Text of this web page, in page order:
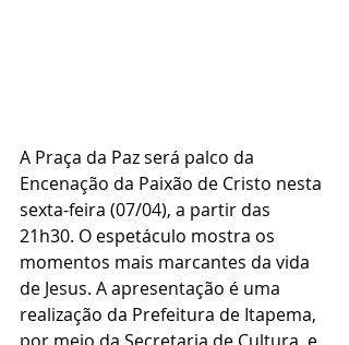
A Praça da Paz será palco da
Encenação da Paixão de Cristo nesta
sexta-feira (07/04), a partir das
21h30. O espetáculo mostra os
momentos mais marcantes da vida
de Jesus. A apresentação é uma
realização da Prefeitura de Itapema,